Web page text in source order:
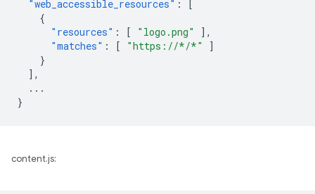
"web_accessible_resources" :
[
{
"resources" : [ "logo.png"
],
"matches" : [ "https://*/*"
]
}
],
...
}
content.js: